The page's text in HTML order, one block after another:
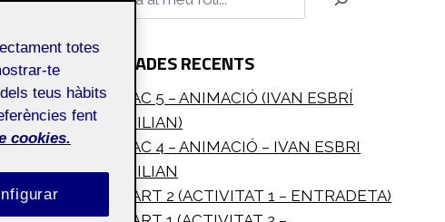
ENTRADES RECENTS
PAC 5 – ANIMACIÓ (IVAN ESBRÍ
MILIAN)
PAC 4 – ANIMACIÓ – IVAN ESBRI
MILIAN
PART 2 (ACTIVITAT 1 – ENTRADETA)
totes
te
teus hàbits
fent
cookies.